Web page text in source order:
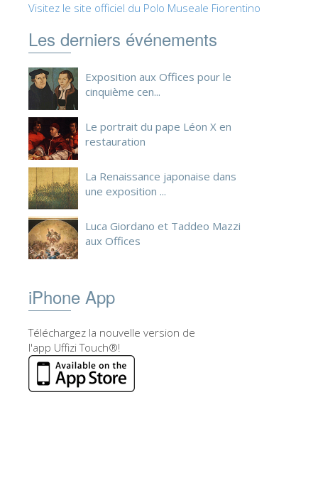
Visitez le site officiel du Polo Museale Fiorentino
Les derniers événements
Exposition aux Offices pour le
cinquième cen...
Le portrait du pape Léon X en
restauration
La Renaissance japonaise dans
une exposition ...
Luca Giordano et Taddeo Mazzi
aux Offices
iPhone App
Téléchargez la nouvelle version de
l'app Uffizi Touch®!